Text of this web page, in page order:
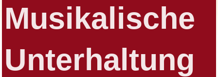
Musikalische
Unterhaltung